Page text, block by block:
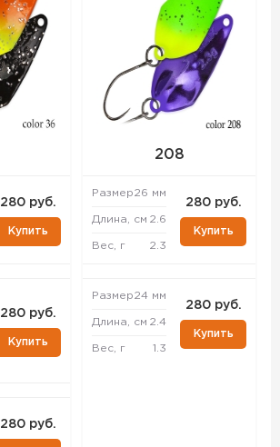
280 руб.
Купить
280 руб.
Купить
280 руб.
208
Размер26 мм
Длина, см 2.6
Вес, г 2.3
280 руб.
Купить
Размер24 мм
Длина, см 2.4
Вес, г 1.3
280 руб.
Купить